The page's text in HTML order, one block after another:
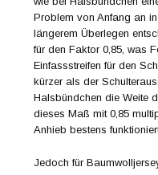
Problem von Anfang an
längerem Überlegen
für den Faktor 0,85, was
Einfassstreifen für den
kürzer als der
Halsbündchen die Weite
dieses Maß mit 0,85
Anhieb bestens
Jedoch für